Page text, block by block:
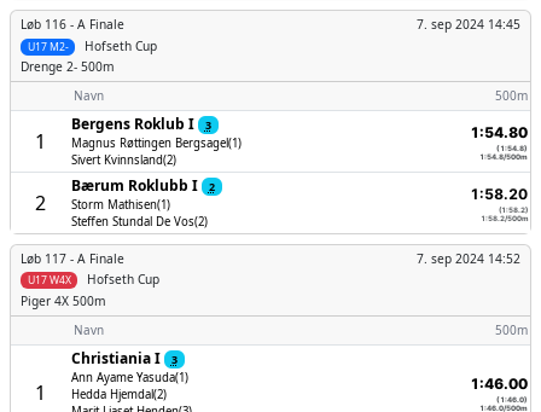
Løb 116 - A Finale
Hofseth Cup
7. sep 2024 14:45
U17 M2-
Drenge 2- 500m
Navn
500m
1
Bergens Roklub I
3
Magnus Røttingen Bergsagel(1)
Sivert Kvinnsland(2)
1:54.80
(1:54.8)
1:54.8/500m
2
Bærum Roklubb I
2
Storm Mathisen(1)
Steffen Stundal De Vos(2)
1:58.20
(1:58.2)
1:58.2/500m
Løb 117 - A Finale
Hofseth Cup
7. sep 2024 14:52
U17 W4X
Piger 4X 500m
Navn
500m
1
Christiania I
3
Ann Ayame Yasuda(1)
Hedda Hjemdal(2)
1:46.00
(1:46.0)
1:46.0/500m